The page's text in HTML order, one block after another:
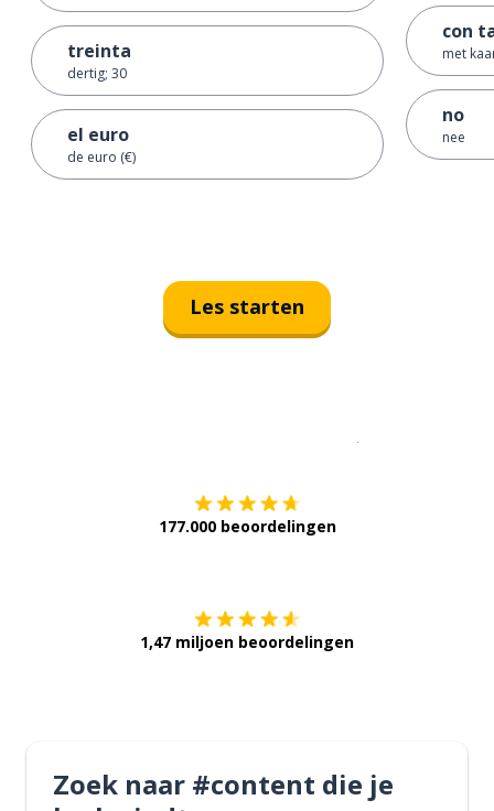
treinta
dertig; 30
el euro
de euro (€)
con
met
no
nee
Les starten
177.000 beoordelingen
1,47 miljoen beoordelingen
Zoek naar #content die je